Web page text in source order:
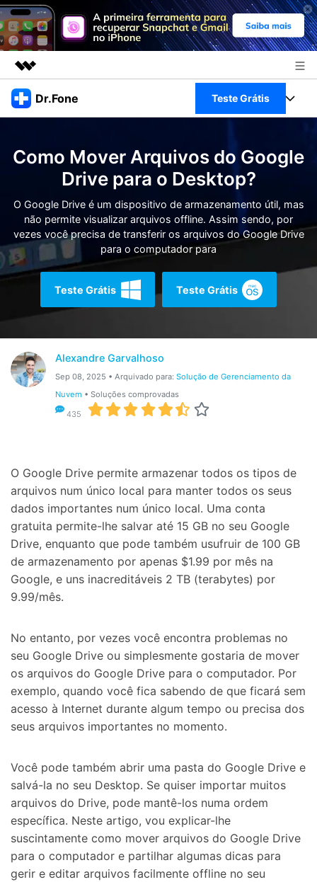
Produtos em destaque
Visão geral
Sobre nós
Sala de imprensa
Loja
Dr.Fone Teste Grátis
Veja Toolkit Completo >
Productos
Para PC
Para Celular
Online
Guia & Suporte
Ações rápidas
Centro de Ajuda
Recursos
Transferir Dados
Reparar Celular
Proteção do celular
Entrar
Como Mover Arquivos do Google
Drive para o Desktop?
O Google Drive é um dispositivo de armazenamento útil, mas
não permite visualizar arquivos offline. Assim sendo, por
vezes você precisa de transferir os arquivos do Google Drive
para o computador para
Teste Grátis Teste Grátis
Alexandre Garvalhoso
Sep 08, 2025 • Arquivado para: Solução de Gerenciamento da
Nuvem • Soluções comprovadas
435
O Google Drive permite armazenar todos os tipos de
arquivos num único local para manter todos os seus
dados importantes num único local. Uma conta
gratuita permite-lhe salvar até 15 GB no seu Google
Drive, enquanto que pode também usufruir de 100 GB
de armazenamento por apenas $1.99 por mês na
Google, e uns inacreditáveis 2 TB (terabytes) por
9.99/mês.
No entanto, por vezes você encontra problemas no
seu Google Drive ou simplesmente gostaria de mover
os arquivos do Google Drive para o computador. Por
exemplo, quando você fica sabendo de que ficará sem
acesso à Internet durante algum tempo ou precisa dos
seus arquivos importantes no momento.
Você pode também abrir uma pasta do Google Drive e
salvá-la no seu Desktop. Se quiser importar muitos
arquivos do Drive, pode mantê-los numa ordem
específica. Neste artigo, vou explicar-lhe
suscintamente como mover arquivos do Google Drive
para o computador e partilhar algumas dicas para
gerir e editar arquivos facilmente offline no seu